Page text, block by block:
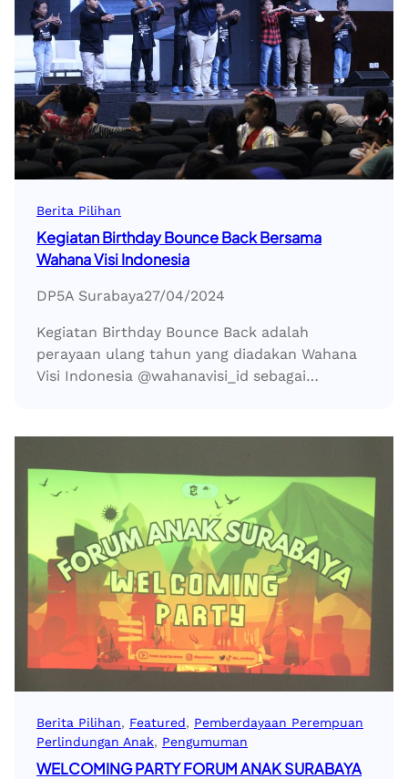
Berita Pilihan
Kegiatan Birthday Bounce Back Bersama
Wahana Visi Indonesia
DP5A Surabaya27/04/2024
Kegiatan Birthday Bounce Back adalah
perayaan ulang tahun yang diadakan Wahana
Visi Indonesia @wahanavisi_id sebagai…
Berita Pilihan, Featured, Pemberdayaan Perempuan
Perlindungan Anak, Pengumuman
WELCOMING PARTY FORUM ANAK SURABAYA